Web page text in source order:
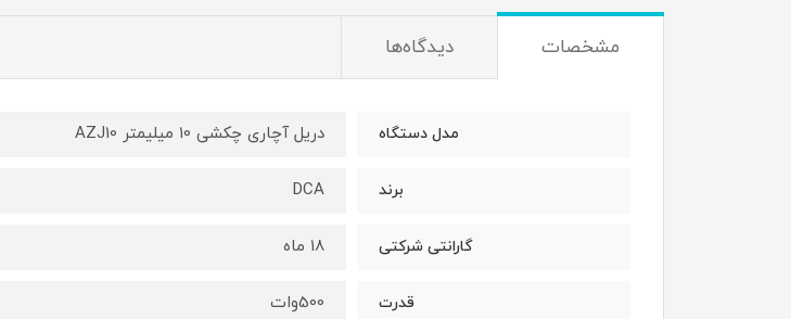
مشخصات دیدگاه‌ها
مدل دستگاه دریل آچاری چکشی 10 میلیمتر AZJ10
برند DCA
گارانتی شرکتی 18 ماه
قدرت 500وات